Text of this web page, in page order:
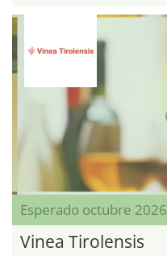
Esperado octubre 2026
Vinea Tirolensis